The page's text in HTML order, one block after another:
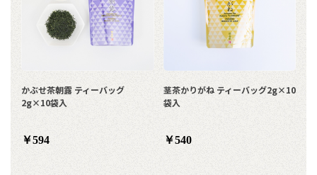
かぶせ茶朝露 ティーバッグ
2g×10袋入
￥594
茎茶かりがね ティーバッグ2g×10
袋入
￥540